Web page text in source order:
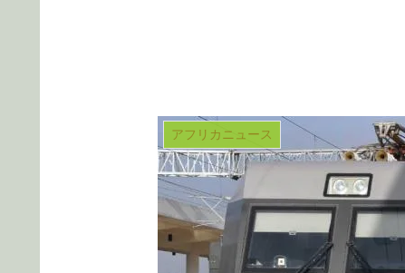
アフリカニュース